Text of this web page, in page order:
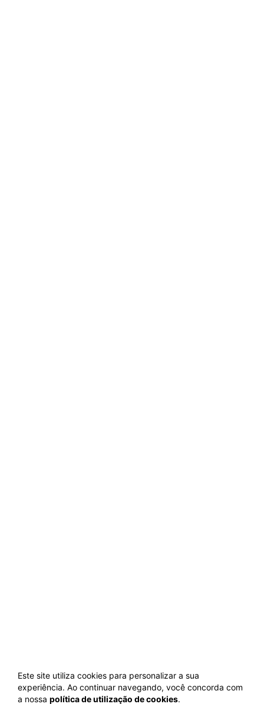
Este site utiliza cookies para personalizar a sua
experiência. Ao continuar navegando, você concorda com
a nossa política de utilização de cookies.